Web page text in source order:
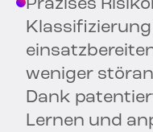
Präzises
weniger
Dank
Lernen und